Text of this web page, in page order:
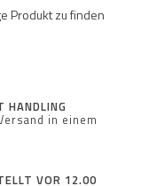
Produkt zu finden
HANDLING
in einem
VOR 12.00